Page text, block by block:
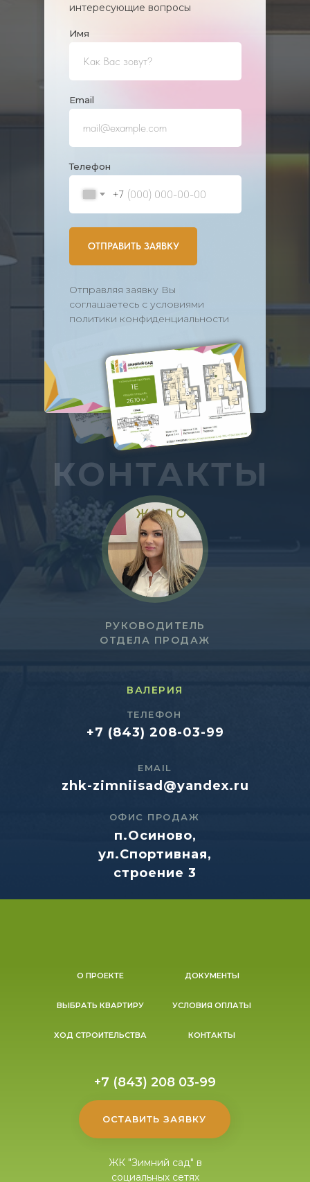
КОНТАКТЫ
Имя
Еmail
Телефон
+7
ОТПРАВИТЬ ЗАЯВКУ
интересующие вопросы
Отправляя заявку Вы
соглашаетесь с условиями
политики конфиденциальности
+7 (843) 208-03-99
п.Осиново,
ул.Спортивная,
строение 3
zhk-zimniisad@yandex.ru
РУКОВОДИТЕЛЬ
ОТДЕЛА ПРОДАЖ
ВАЛЕРИЯ
ОФИС ПРОДАЖ
ТЕЛЕФОН
EMAIL
О ПРОЕКТЕ
ВЫБРАТЬ КВАРТИРУ
ХОД СТРОИТЕЛЬСТВА
ДОКУМЕНТЫ
КОНТАКТЫ
УСЛОВИЯ ОПЛАТЫ
+7 (843) 208 03-99
ОСТАВИТЬ ЗАЯВКУ
ЖК "Зимний сад" в
социальных сетях